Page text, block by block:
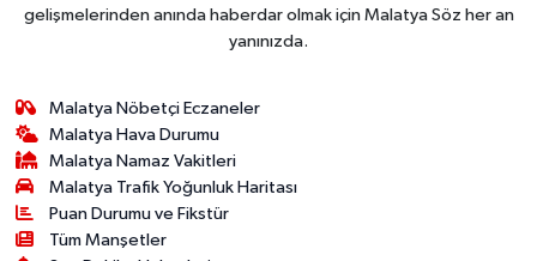
gelişmelerinden anında haberdar olmak için Malatya Söz her an
yanınızda.
Malatya Nöbetçi Eczaneler
Malatya Hava Durumu
Malatya Namaz Vakitleri
Malatya Trafik Yoğunluk Haritası
Puan Durumu ve Fikstür
Tüm Manşetler